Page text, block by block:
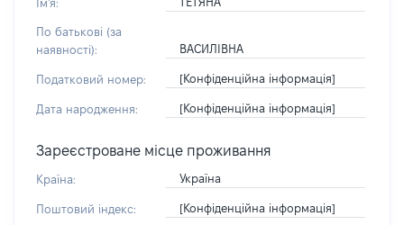
Ім'я:
По батькові (за
наявності):
ВАСИЛІВНА
Податковий номер: [Конфіденційна інформація]
Дата народження: [Конфіденційна інформація]
Зареєстроване місце проживання
Країна: Україна
Поштовий індекс: [Конфіденційна інформація]